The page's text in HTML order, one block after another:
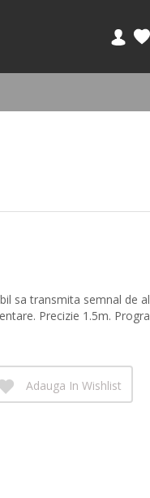
sa transmita semnal de
Precizie 1.5m.
Adauga In Wishlist